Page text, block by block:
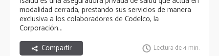
modalidad cerrada, prestando sus servicios de manera
exclusiva a los colaboradores de Codelco, la
Corporación...
Compartir
Lectura de 4 min.